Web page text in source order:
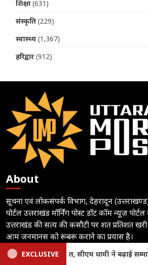
शिक्षा (631)
संस्कृति (229)
स्वास्थ्य (1,367)
हरिद्वार (912)
About
सूचना एवं लोकसंपर्क विभाग, देहरादून
पोर्टल उत्तराखंड मॉर्निंग पोस्ट डॉट कॉम न्यूज़
उत्तराखंड की सत्य की कसौटी पर शत प्रतिशत
आम जनमानस को रूबरू कराने का प्रयास है।
Follow
EXCLUSIVE
Dehradun: जनपदीय जूडो प्रतियोगिता